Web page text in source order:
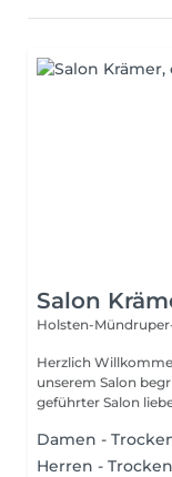
Salon
Holsten-
Herzlich Willkommen bei
unserem Salon
geführter Salon
Damen -
Herren -